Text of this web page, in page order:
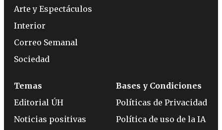
Arte y Espectáculos
Interior
Correo Semanal
Sociedad
Temas
Editorial ÚH
Noticias positivas
Bases y Condiciones
Políticas de Privacidad
Política de uso de la IA